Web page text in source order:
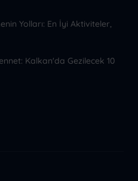
Yolları: En İyi Aktiviteler,
Kalkan'da Gezilecek 10